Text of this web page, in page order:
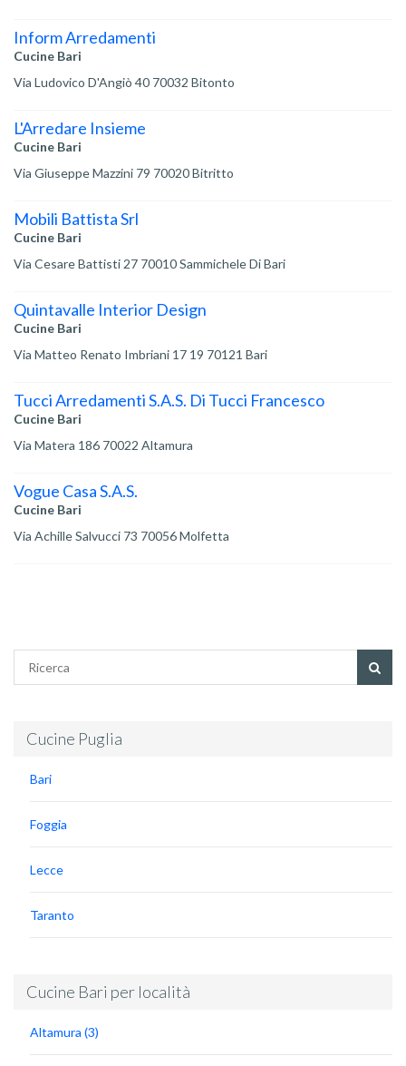
Inform Arredamenti
Cucine Bari
Via Ludovico D'Angiò 40 70032 Bitonto
L'Arredare Insieme
Cucine Bari
Via Giuseppe Mazzini 79 70020 Bitritto
Mobili Battista Srl
Cucine Bari
Via Cesare Battisti 27 70010 Sammichele Di Bari
Quintavalle Interior Design
Cucine Bari
Via Matteo Renato Imbriani 17 19 70121 Bari
Tucci Arredamenti S.A.S. Di Tucci Francesco
Cucine Bari
Via Matera 186 70022 Altamura
Vogue Casa S.A.S.
Cucine Bari
Via Achille Salvucci 73 70056 Molfetta
Cucine Puglia
Bari
Foggia
Lecce
Taranto
Cucine Bari per località
Altamura (3)